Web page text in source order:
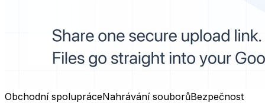
Obchodní spolupráceNahrávání souborůBezpečnost